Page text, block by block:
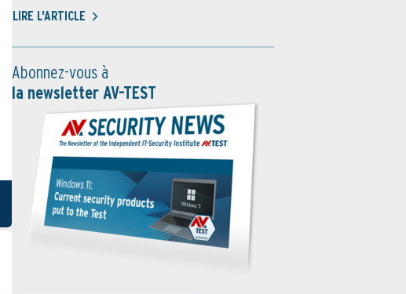
LIRE L'ARTICLE
Abonnez-vous à
la newsletter AV-TEST